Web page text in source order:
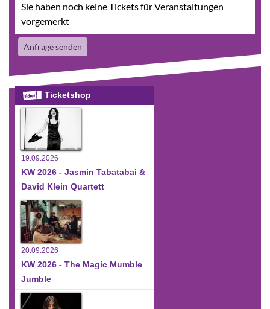
Sie haben noch keine Tickets für Veranstaltungen
vorgemerkt
Anfrage senden
Ticketshop
19.09.2026
KW 2026 - Jasmin Tabatabai &
David Klein Quartett
20.09.2026
KW 2026 - The Magic Mumble
Jumble